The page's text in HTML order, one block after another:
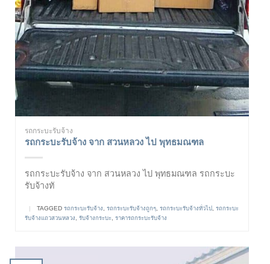
รถกระบะรับจ้าง
รถกระบะรับจ้าง จาก สวนหลวง ไป พุทธมณฑล
รถกระบะรับจ้าง จาก สวนหลวง ไป พุทธมณฑล รถกระบะ
รับจ้างทั
TAGGED รถกระบะรับจ้าง, รถกระบะรับจ้างถูกๆ, รถกระบะรับจ้างทั่วไป, รถกระบะ
รับจ้างแถวสวนหลวง, รับจ้างกระบะ, ราคารถกระบะรับจ้าง